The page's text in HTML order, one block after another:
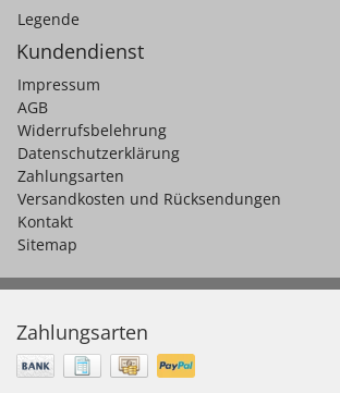
Legende
Kundendienst
Impressum
AGB
Widerrufsbelehrung
Datenschutzerklärung
Zahlungsarten
Versandkosten und Rücksendungen
Kontakt
Sitemap
Zahlungsarten